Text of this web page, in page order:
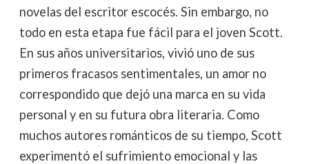
novelas del escritor escocés. Sin embargo, no
todo en esta etapa fue fácil para el joven Scott.
En sus años universitarios, vivió uno de sus
primeros fracasos sentimentales, un amor no
correspondido que dejó una marca en su vida
personal y en su futura obra literaria. Como
muchos autores románticos de su tiempo, Scott
experimentó el sufrimiento emocional y las